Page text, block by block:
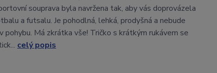
souprava byla navržena tak, aby vás doprovázela
a futsalu. Je pohodlná, lehká, prodyšná a nebude
pohybu. Má zkrátka vše! Tričko s krátkým rukávem se
celý popis